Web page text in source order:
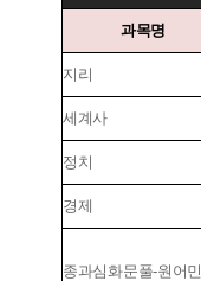
과목명
지리
세계사
정치
경제
종과심화문풀-원어